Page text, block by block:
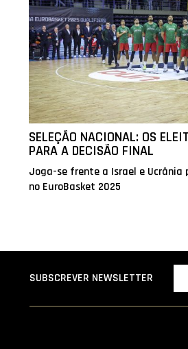
SELEÇÃO NACIONAL: OS
PARA A DECISÃO FINAL
Joga-se frente a Israel e Ucrânia
no EuroBasket 2025
SUBSCREVER NEWSLETTER